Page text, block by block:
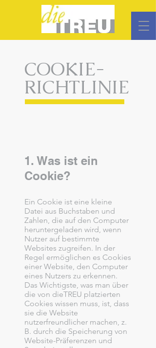
COOKIE-
RICHTLINIE
1. Was ist ein
Cookie?
Ein Cookie ist eine kleine
Datei aus Buchstaben und
Zahlen, die auf den Computer
heruntergeladen wird, wenn
Nutzer auf bestimmte
Websites zugreifen. In der
Regel ermöglichen es Cookies
einer Website, den Computer
eines Nutzers zu erkennen.
Das Wichtigste, was man über
die von dieTREU platzierten
Cookies wissen muss, ist, dass
sie die Website
nutzerfreundlicher machen, z.
B. durch die Speicherung von
Website-Präferenzen und